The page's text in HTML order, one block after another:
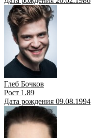
Глеб Бочков
Рост 1.89
Дата рождения 09.08.1994